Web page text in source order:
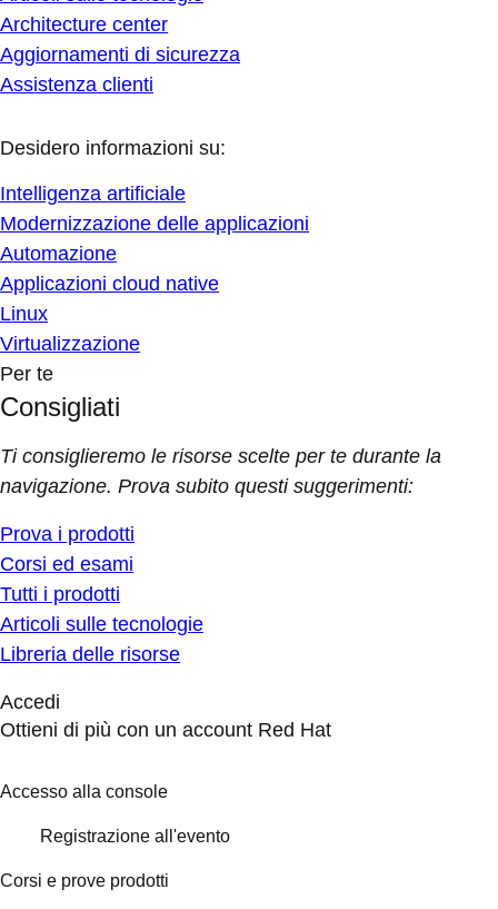
Architecture center
Aggiornamenti di sicurezza
Assistenza clienti
Desidero informazioni su:
Intelligenza artificiale
Modernizzazione delle applicazioni
Automazione
Applicazioni cloud native
Linux
Virtualizzazione
Per te
Consigliati
Ti consiglieremo le risorse scelte per te durante la
navigazione. Prova subito questi suggerimenti:
Prova i prodotti
Corsi ed esami
Tutti i prodotti
Articoli sulle tecnologie
Libreria delle risorse
Accedi
Ottieni di più con un account Red Hat
Accesso alla console
Registrazione all'evento
Corsi e prove prodotti